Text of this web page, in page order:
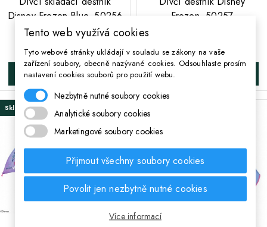
Disney Frozen Blue, 50256
284 Kč
DO KOŠÍKA
Frozen, 50257
Skladem
Tento web využívá cookies
Tyto webové stránky ukládají v souladu se zákony na vaše
zařízení soubory, obecně nazývané cookies. Odsouhlaste prosím
nastavení cookies souborů pro použití webu.
Nezbytně nutné soubory cookies
Analytické soubory cookies
Marketingové soubory cookies
Přijmout všechny soubory cookies
Povolit jen nezbytně nutné cookies
Více informací